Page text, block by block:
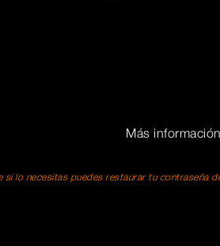
Más
si lo necesitas puedes restaurar tu contraseña